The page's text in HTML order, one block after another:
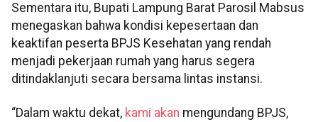
Sementara itu, Bupati Lampung Barat Parosil Mabsus
menegaskan bahwa kondisi kepesertaan dan
keaktifan peserta BPJS Kesehatan yang rendah
menjadi pekerjaan rumah yang harus segera
ditindaklanjuti secara bersama lintas instansi.
“Dalam waktu dekat, kami akan mengundang BPJS,